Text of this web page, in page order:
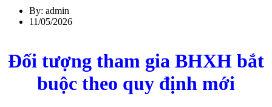
By: admin
11/05/2026
Đối tượng tham gia BHXH bắt
buộc theo quy định mới